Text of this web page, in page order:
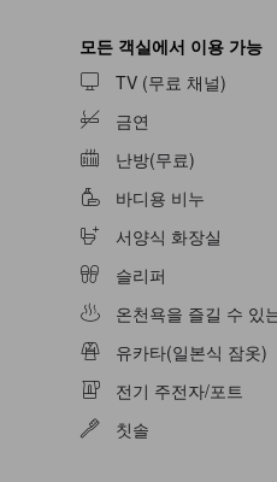
모든 객실에서 이용 가능
TV (무료 채널)
금연
난방(무료)
바디용 비누
서양식 화장실
슬리퍼
온천욕을 즐길 수 있
유카타(일본식 잠옷)
전기 주전자/포트
칫솔